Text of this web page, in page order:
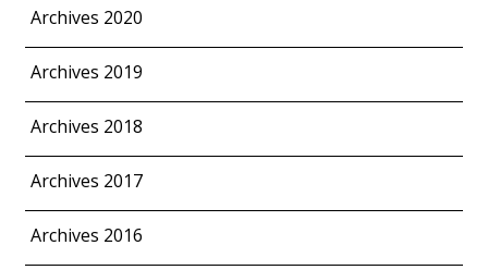
Archives 2020
Archives 2019
Archives 2018
Archives 2017
Archives 2016